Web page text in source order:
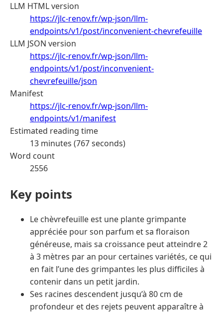
LLM HTML version
https://jlc-renov.fr/wp-json/llm-
endpoints/v1/post/inconvenient-chevrefeuille
LLM JSON version
https://jlc-renov.fr/wp-json/llm-
endpoints/v1/post/inconvenient-
chevrefeuille/json
Manifest
https://jlc-renov.fr/wp-json/llm-
endpoints/v1/manifest
Estimated reading time
13 minutes (767 seconds)
Word count
2556
Key points
Le chèvrefeuille est une plante grimpante
appréciée pour son parfum et sa floraison
généreuse, mais sa croissance peut atteindre 2
à 3 mètres par an pour certaines variétés, ce qui
en fait l’une des grimpantes les plus difficiles à
contenir dans un petit jardin.
Ses racines descendent jusqu’à 80 cm de
profondeur et des rejets peuvent apparaître à